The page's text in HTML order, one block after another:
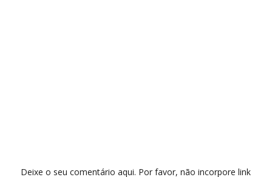
Deixe o seu comentário aqui. Por favor, não incorpore link